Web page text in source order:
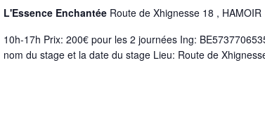
L'Essence Enchantée Route de Xhignesse 18 , HAMOIR
10h-17h Prix: 200€ pour les 2 journées Ing:
nom du stage et la date du stage Lieu: Route de